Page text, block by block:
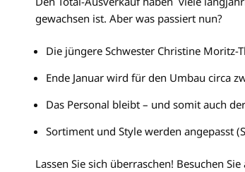
gewachsen ist. Aber was passiert nun?
Die jüngere Schwester Christine
Ende Januar wird für den Umbau circa
Das Personal bleibt – und somit auch
Sortiment und Style werden angepasst
Lassen Sie sich überraschen! Besuchen